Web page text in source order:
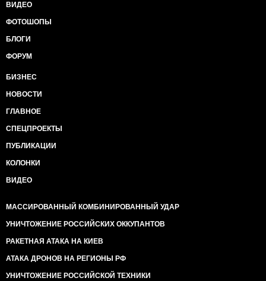
ВИДЕО
ФОТОШОПЫ
БЛОГИ
ФОРУМ
БИЗНЕС
НОВОСТИ
ГЛАВНОЕ
СПЕЦПРОЕКТЫ
ПУБЛИКАЦИИ
КОЛОНКИ
ВИДЕО
МАССИРОВАННЫЙ КОМБИНИРОВАННЫЙ УДАР
УНИЧТОЖЕНИЕ РОССИЙСКИХ ОККУПАНТОВ
РАКЕТНАЯ АТАКА НА КИЕВ
АТАКА ДРОНОВ НА РЕГИОНЫ РФ
УНИЧТОЖЕНИЕ РОССИЙСКОЙ ТЕХНИКИ